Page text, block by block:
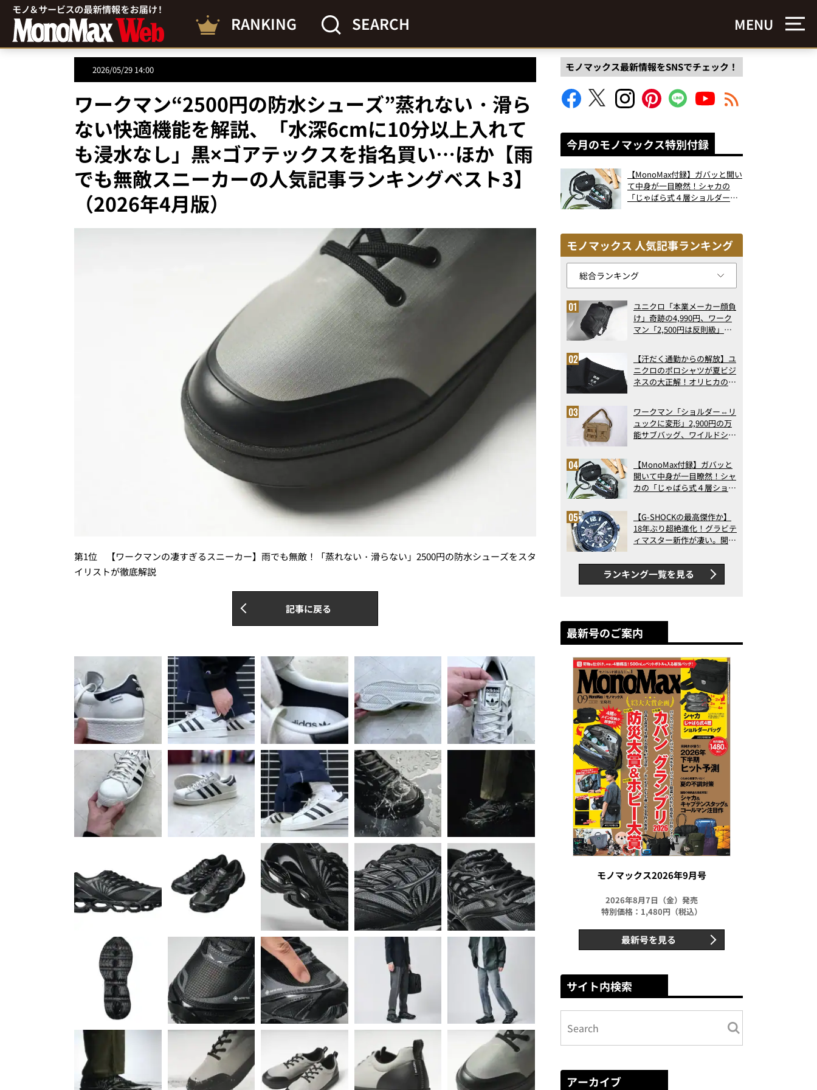
RANKING SEARCH MENU
2026/05/29 14:00
ワークマン“2500円の防水シューズ”蒸れない・滑ら
ない快適機能を解説、「水深6cmに10分以上入れて
も浸水なし」黒×ゴアテックスを指名買い…ほか【雨
でも無敵スニーカーの人気記事ランキングベスト3】
（2026年4月版）
第1位 【ワークマンの凄すぎるスニーカー】雨でも無敵！「蒸れない・滑らない」2500円の防水シューズをスタ
イリストが徹底解説
記事に戻る
モノマックス最新情報をSNSでチェック！
今月のモノマックス特別付録
【MonoMax付録】ガバッと開い
て中身が一目瞭然！シャカの
「じゃばら式４層ショルダーバ
モノマックス 人気記事ランキング
ユニクロ「本業メーカー顔負
け」奇跡の4,990円、ワーク
マン「2,500円は反則級」凄
ト3】（2026年6月版）
【汗だく通勤からの解放】ユ
ニクロのポロシャツが夏ビジ
ネスの大正解！オリヒカの透
アの実力
ワークマン「ショルダー⇔リ
ュックに変形」2,900円の万
能サブバッグ、ワイルドシン
記事ランキングベスト3】
（2026年6月版）
【MonoMax付録】ガバッと
開いて中身が一目瞭然！シャ
カの「じゃばら式４層ショル
った！
【G-SHOCKの最高傑作か】
18年ぶり超絶進化！グラビテ
ィマスター新作が凄い。開発
新ムーブメントの衝撃
ランキング一覧を見る
最新号のご案内
モノマックス2026年9月号
2026年8月7日（金）発売
特別価格：1,480円（税込）
最新号を見る
サイト内検索
アーカイブ